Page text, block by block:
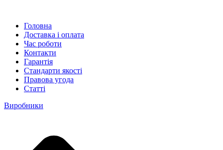
Головна
Доставка і оплата
Час роботи
Контакти
Гарантія
Стандарти якості
Правова угода
Статті
Виробники